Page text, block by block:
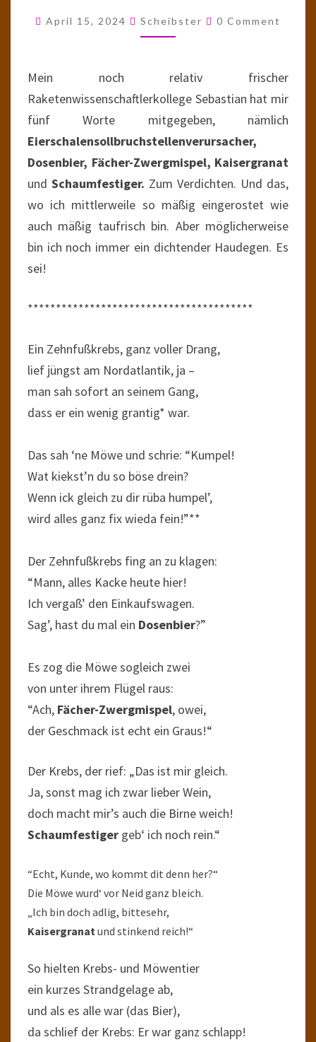
DES
KAISERGRANATS
NEIDER
April 15, 2024 Scheibster Comments
0 Comment
Mein noch relativ frischer
Raketenwissenschaftlerkollege Sebastian hat mir
fünf Worte mitgegeben, nämlich
Eierschalensollbruchstellenverursacher,
Dosenbier, Fächer-Zwergmispel, Kaisergranat
und Schaumfestiger. Zum Verdichten. Und das,
wo ich mittlerweile so mäßig eingerostet wie
auch mäßig taufrisch bin. Aber möglicherweise
bin ich noch immer ein dichtender Haudegen. Es
sei!
****************************************
Ein Zehnfußkrebs, ganz voller Drang,
lief jüngst am Nordatlantik, ja –
man sah sofort an seinem Gang,
dass er ein wenig grantig* war.
Das sah ‘ne Möwe und schrie: “Kumpel!
Wat kiekst’n du so böse drein?
Wenn ick gleich zu dir rüba humpel’,
wird alles ganz fix wieda fein!”**
Der Zehnfußkrebs fing an zu klagen:
“Mann, alles Kacke heute hier!
Ich vergaß’ den Einkaufswagen.
Sag’, hast du mal ein Dosenbier?”
Es zog die Möwe sogleich zwei
von unter ihrem Flügel raus:
“Ach, Fächer-Zwergmispel, owei,
der Geschmack ist echt ein Graus!“
Der Krebs, der rief: „Das ist mir gleich.
Ja, sonst mag ich zwar lieber Wein,
doch macht mir’s auch die Birne weich!
Schaumfestiger geb‘ ich noch rein.“
“Echt, Kunde, wo kommt dit denn her?“
Die Möwe wurd‘ vor Neid ganz bleich.
„Ich bin doch adlig, bittesehr,
Kaisergranatund stinkend reich!“
So hielten Krebs- und Möwentier
ein kurzes Strandgelage ab,
und als es alle war (das Bier),
da schlief der Krebs: Er war ganz schlapp!